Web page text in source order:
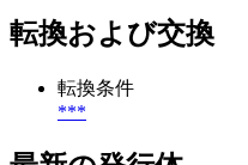
転換および交換
転換条件
***